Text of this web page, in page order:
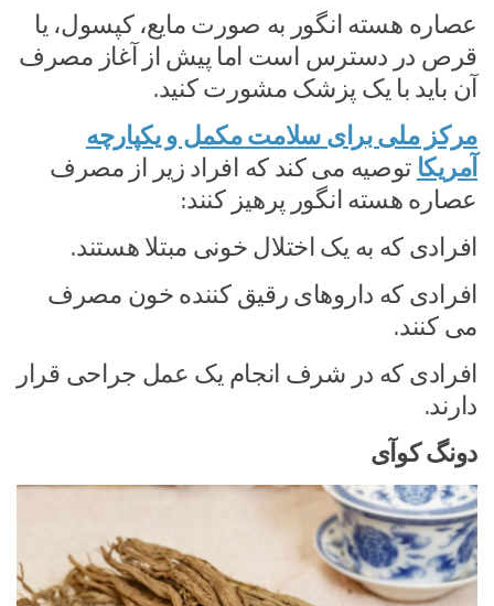
عصاره هسته انگور به صورت مایع، کپسول، یا
قرص در دسترس است اما پیش از آغاز مصرف
آن باید با یک پزشک مشورت کنید.
مرکز ملی برای سلامت مکمل و یکپارچه
آمریکا توصیه می کند که افراد زیر از مصرف
عصاره هسته انگور پرهیز کنند:
افرادی که به یک اختلال خونی مبتلا هستند.
افرادی که داروهای رقیق کننده خون مصرف
می کنند.
افرادی که در شرف انجام یک عمل جراحی قرار
دارند.
دونگ کوآی